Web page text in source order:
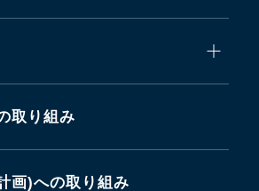
取り組み
画)への取り組み